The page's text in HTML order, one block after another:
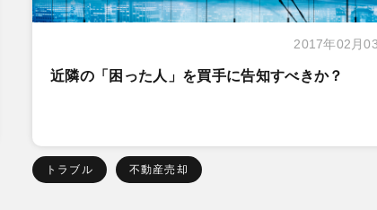
2017年02月
近隣の「困った人」を買手に告知すべきか？
トラブル 不動産売却